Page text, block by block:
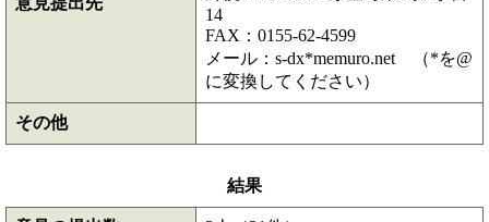
14
FAX：0155-62-4599
メール：s-dx*memuro.net （*を@
に変換してください）
その他
結果